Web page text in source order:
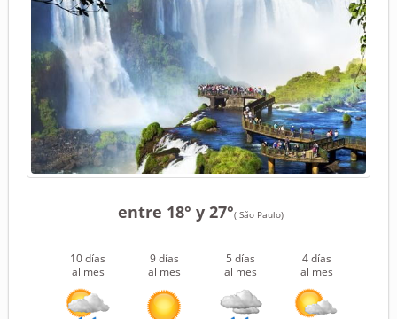
entre 18° y 27°( São Paulo)
10 días
al mes
9 días
al mes
5 días
al mes
4 días
al mes